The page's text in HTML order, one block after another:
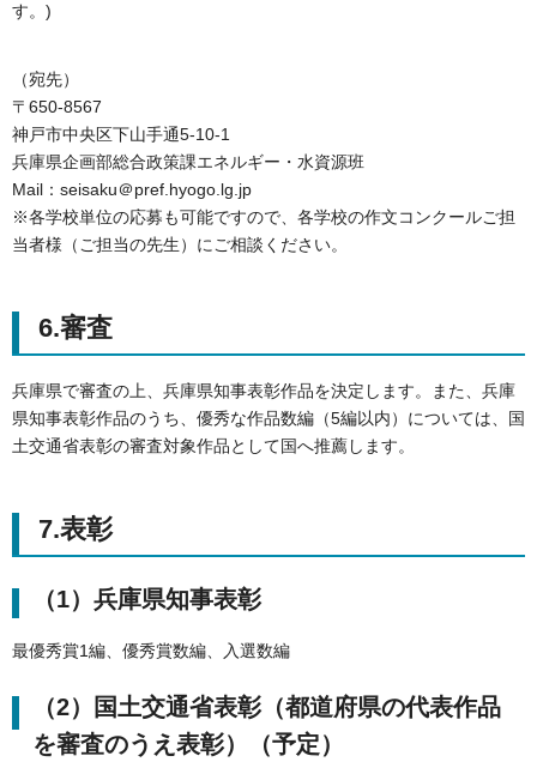
す。)
（宛先）
〒650-8567
神戸市中央区下山手通5-10-1
兵庫県企画部総合政策課エネルギー・水資源班
Mail：seisaku＠pref.hyogo.lg.jp
※各学校単位の応募も可能ですので、各学校の作文コンクールご担
当者様（ご担当の先生）にご相談ください。
6.審査
兵庫県で審査の上、兵庫県知事表彰作品を決定します。また、兵庫
県知事表彰作品のうち、優秀な作品数編（5編以内）については、国
土交通省表彰の審査対象作品として国へ推薦します。
7.表彰
（1）兵庫県知事表彰
最優秀賞1編、優秀賞数編、入選数編
（2）国土交通省表彰（都道府県の代表作品
を審査のうえ表彰）（予定）